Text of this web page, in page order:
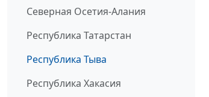
Северная Осетия-Алания
Республика Татарстан
Республика Тыва
Республика Хакасия